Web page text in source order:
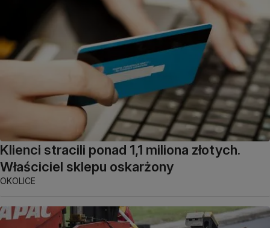
Klienci stracili ponad 1,1 miliona złotych.
Właściciel sklepu oskarżony
OKOLICE